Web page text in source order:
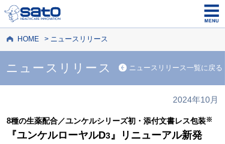
HOME ニュースリリース
ニュースリリース ニュースリリース一覧に戻る
2024年10月
8種の生薬配合／ユンケルシリーズ初・添付文書レス包装※
『ユンケルローヤルD3』リニューアル新発